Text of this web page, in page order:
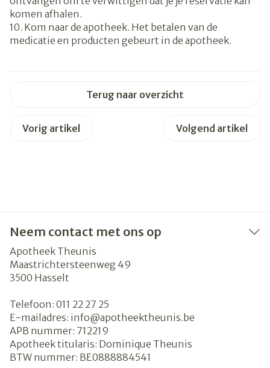
komen afhalen.
10. Kom naar de apotheek. Het betalen van de
medicatie en producten gebeurt in de apotheek.
Terug naar overzicht
Vorig artikel Volgend artikel
Neem contact met ons op
Apotheek Theunis
Maastrichtersteenweg 49
3500 Hasselt
Telefoon: 011 22 27 25
E-mailadres: info@apotheektheunis.be
APB nummer: 712219
Apotheek titularis: Dominique Theunis
BTW nummer: BE0888884541